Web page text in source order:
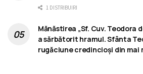
1 DISTRIBUIRI
Mănăstirea „Sf. Cuv. Teodora
a sărbătorit hramul. Sfânta
rugăciune credincioși din mai